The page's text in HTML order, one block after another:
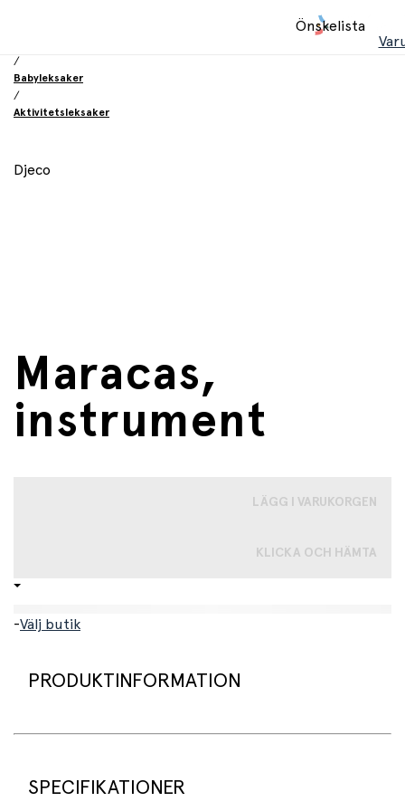
Önskelista
/
Babyleksaker
/
Aktivitetsleksaker
Djeco
Maracas,
instrument
LÄGG I VARUKORGEN
KLICKA OCH HÄMTA
-Välj butik
PRODUKTINFORMATION
Denna charmiga maracas är dekorerad med ett sött
SPECIFIKATIONER